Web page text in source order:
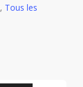
, Tous les